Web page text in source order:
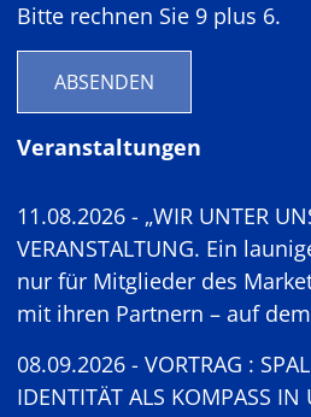
Bitte rechnen Sie 9 plus 6.
ABSENDEN
Veranstaltungen
11.08.2026 - „WIR UNTER
VERANSTALTUNG. Ein
nur für Mitglieder des
mit ihren Partnern – auf
08.09.2026 - VORTRAG :
IDENTITÄT ALS KOMPASS IN